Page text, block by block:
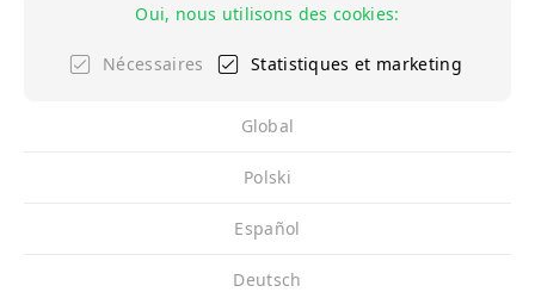
Oui, nous utilisons des cookies:
Nécessaires Statistiques et marketing
Global
Polski
Español
Deutsch